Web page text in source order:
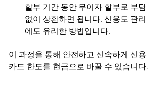
할부 기간 동안 무이자 할부로 부담
없이 상환하면 됩니다. 신용도 관리
에도 유리한 방법입니다.
이 과정을 통해 안전하고 신속하게 신용
카드 한도를 현금으로 바꿀 수 있습니다.